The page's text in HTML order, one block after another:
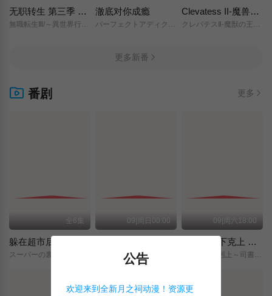
无职转生 第三季 ～到了异世界就拿出真本事～
無職転生Ⅲ/～異世界行ったら本気だす～/
澈底对你成瘾
パーフェクトアディクション/
Clevatess II-魔兽之王与虚假的勇者传承-
クレバテスⅡ-魔獣の王と偽りの勇者伝承-/
更多新番
番剧 更多
全6集 09|周日00:00 09|周六18:00
小书痴的下克上 〜为了成为图书管理员而不择手段〜 领主的养女
公告
欢迎来到全新月之祠动漫！资源更